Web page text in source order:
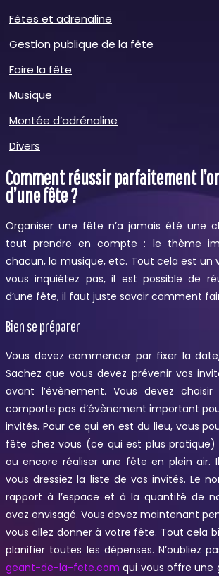
Fêtes et adrenaline
Gestion publique de la fête
Faire la fête
Musique
Montée d’adrénaline
Divers
Comment réussir parfaitement
d’une fête ?
Organiser une fête n’a jamais été une
tout prendre en compte : le thème
chacun, la musique, etc. Tout cela est un
vous inquiétez pas, il est possible de
d’une fête, il faut juste savoir comment
Bien se préparer
Vous devez commencer par fixer la
Sachez que vous devez prévenir vos
avant l’évènement. Vous devez
comporte pas d’évènement important
invités. Pour ce qui en est du lieu, vous
fête chez vous (ce qui est plus pratique)
ou encore réaliser une fête en plein air.
vous dressiez la liste de vos invités. Le
rapport à l’espace et à la quantité de
avez envisagé. Vous devez maintenant
vous allez donner à votre fête. Tout cela
planifier toutes les dépenses. N’oubliez
geant-de-la-fete.com qui vous offre une